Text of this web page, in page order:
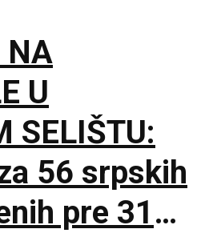
NA
U
SELIŠTU:
56 srpskih
pre 31